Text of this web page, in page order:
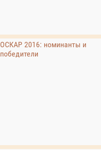
ОСКАР 2016: номинанты и
победители